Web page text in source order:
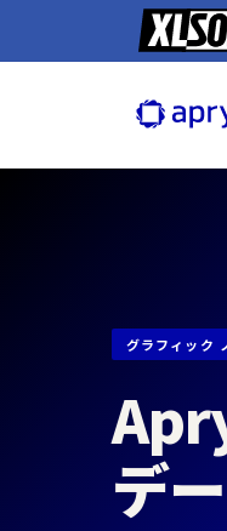
グラフィック
デ